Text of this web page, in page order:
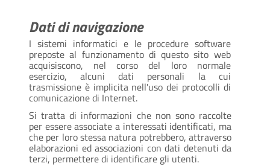
Dati di navigazione
I sistemi informatici e le procedure software
preposte al funzionamento di questo sito web
acquisiscono, nel corso del loro normale
esercizio, alcuni dati personali la cui
trasmissione è implicita nell'uso dei protocolli di
comunicazione di Internet.
Si tratta di informazioni che non sono raccolte
per essere associate a interessati identificati, ma
che per loro stessa natura potrebbero, attraverso
elaborazioni ed associazioni con dati detenuti da
terzi, permettere di identificare gli utenti.